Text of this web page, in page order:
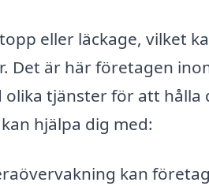
eller läckage, vilket
Det är här företagen
tjänster för att hålla
hjälpa dig med:
kan